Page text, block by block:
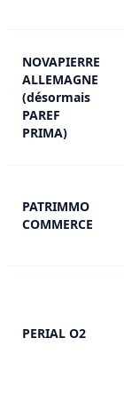
NOVAPIERRE
ALLEMAGNE
(désormais
PAREF
PRIMA)
PATRIMMO
COMMERCE
PERIAL O2